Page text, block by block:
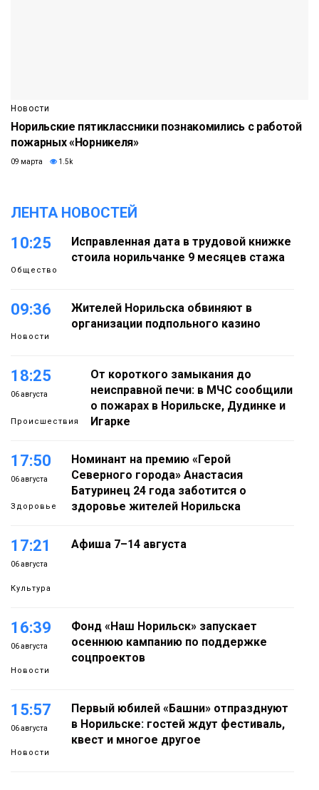
Новости
Норильские пятиклассники познакомились с работой
пожарных «Норникеля»
09 марта 1.5k
ЛЕНТА НОВОСТЕЙ
10:25
Общество
Исправленная дата в трудовой книжке
стоила норильчанке 9 месяцев стажа
09:36
Новости
Жителей Норильска обвиняют в
организации подпольного казино
18:25
06 августа
Происшествия
От короткого замыкания до
неисправной печи: в МЧС сообщили
о пожарах в Норильске, Дудинке и
Игарке
17:50
06 августа
Здоровье
Номинант на премию «Герой
Северного города» Анастасия
Батуринец 24 года заботится о
здоровье жителей Норильска
17:21
06 августа
Культура
Афиша 7–14 августа
16:39
06 августа
Новости
Фонд «Наш Норильск» запускает
осеннюю кампанию по поддержке
соцпроектов
15:57
06 августа
Новости
Первый юбилей «Башни» отпразднуют
в Норильске: гостей ждут фестиваль,
квест и многое другое